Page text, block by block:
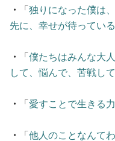
・ 「 独りになった僕は
先に、幸せが待っている
・ 「 僕たちはみんな大
して、悩んで、苦戦し
・ 「 愛すことで生きる
・ 「 他人のことなんて